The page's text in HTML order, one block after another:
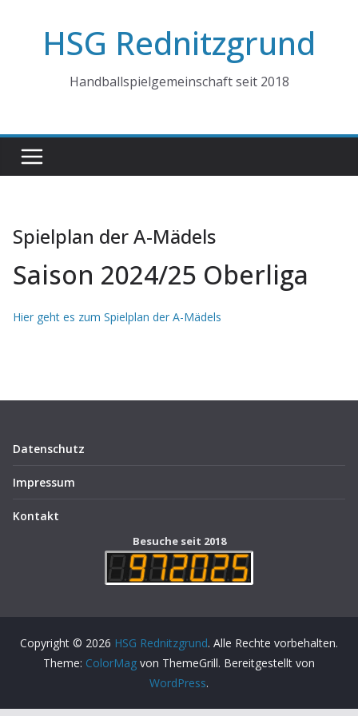
springenHSG Rednitzgrund
Handballspielgemeinschaft seit 2018
Spielplan der A-Mädels
Saison 2024/25 Oberliga
Hier geht es zum Spielplan der A-Mädels
Datenschutz
Impressum
Kontakt
Besuche seit 2018
Copyright © 2026 HSG Rednitzgrund. Alle Rechte vorbehalten.
Theme: ColorMag von ThemeGrill. Bereitgestellt von
WordPress.